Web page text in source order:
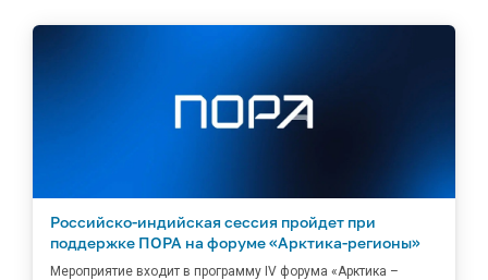
Российско-индийская сессия пройдет при
поддержке ПОРА на форуме «Арктика-регионы»
Мероприятие входит в программу IV форума «Арктика –